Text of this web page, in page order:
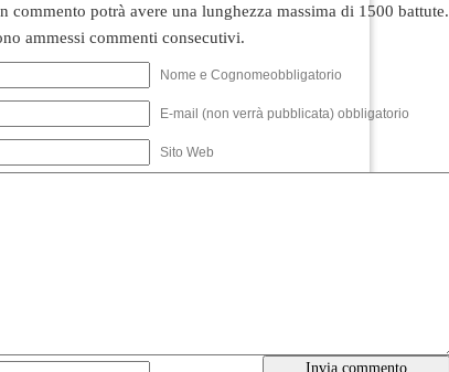
commento potrà avere una lunghezza massima di 1500 battute.
ammessi commenti consecutivi.
Nome e Cognomeobbligatorio
E-mail (non verrà pubblicata) obbligatorio
Sito Web